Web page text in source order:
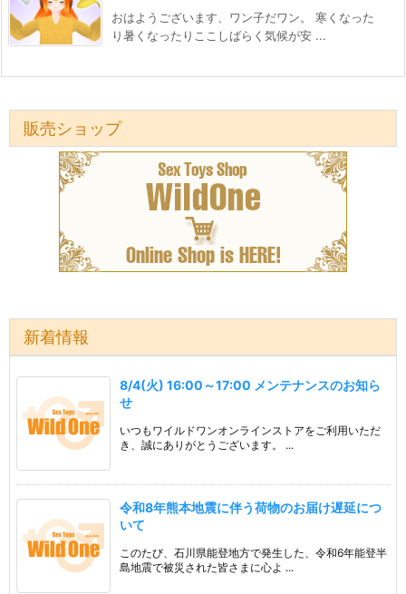
おはようございます、ワン子だワン。 寒くなった
り暑くなったりここしばらく気候が安 ...
販売ショップ
新着情報
8/4(火) 16:00～17:00 メンテナンスのお知ら
せ
いつもワイルドワンオンラインストアをご利用いただ
き、誠にありがとうございます。 ...
令和8年熊本地震に伴う荷物のお届け遅延につ
いて
このたび、石川県能登地方で発生した、令和6年能登半
島地震で被災された皆さまに心よ ...